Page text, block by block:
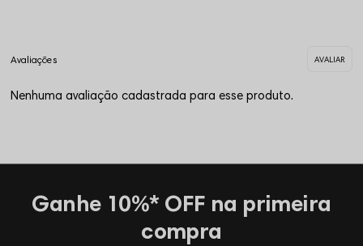
Nenhuma avaliação cadastrada para esse produto.
Ganhe 10%* OFF na primeira
compra